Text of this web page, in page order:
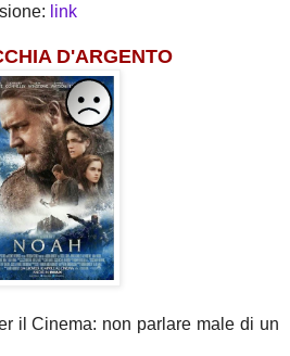
link
D'ARGENTO
il Cinema: non parlare male di un